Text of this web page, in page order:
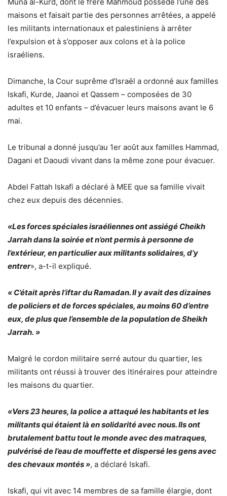
maisons et faisait partie des personnes arrêtées, a appelé
les militants internationaux et palestiniens à arrêter
l’expulsion et à s’opposer aux colons et à la police
israéliens.
Dimanche, la Cour suprême d’Israël a ordonné aux familles
Iskafi, Kurde, Jaanoi et Qassem – composées de 30
adultes et 10 enfants – d’évacuer leurs maisons avant le 6
mai.
Le tribunal a donné jusqu’au 1er août aux familles Hammad,
Dagani et Daoudi vivant dans la même zone pour évacuer.
Abdel Fattah Iskafi a déclaré à MEE que sa famille vivait
chez eux depuis des décennies.
«Les forces spéciales israéliennes ont assiégé Cheikh
Jarrah dans la soirée et n’ont permis à personne de
l’extérieur, en particulier aux militants solidaires, d’y
entrer», a-t-il expliqué.
« C’était après l’iftar du Ramadan. Il y avait des dizaines
de policiers et de forces spéciales, au moins 60 d’entre
eux, de plus que l’ensemble de la population de Sheikh
Jarrah. »
Malgré le cordon militaire serré autour du quartier, les
militants ont réussi à trouver des itinéraires pour atteindre
les maisons du quartier.
«Vers 23 heures, la police a attaqué les habitants et les
militants qui étaient là en solidarité avec nous. Ils ont
brutalement battu tout le monde avec des matraques,
pulvérisé de l’eau de mouffette et dispersé les gens avec
des chevaux montés », a déclaré Iskafi.
Iskafi, qui vit avec 14 membres de sa famille élargie, dont